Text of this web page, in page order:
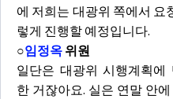
에 저희는 대광위 쪽에서 요
렇게 진행할 예정입니다.
○임정옥 위원
일단은 대광위 시행계획
한 거잖아요. 실은 연말 안